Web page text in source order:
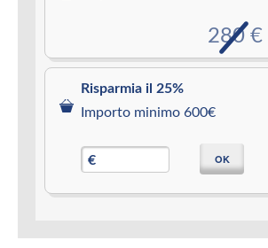
280 €
Risparmia il 25%
Importo minimo 600€
€ OK